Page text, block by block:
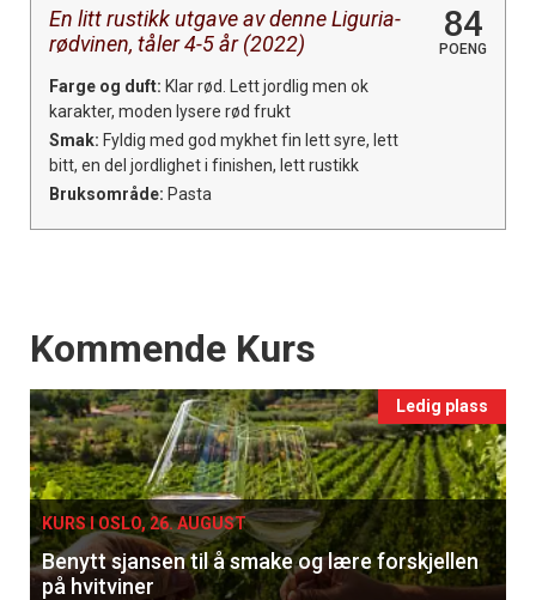
En litt rustikk utgave av denne Liguria-
rødvinen, tåler 4-5 år (2022)
84
POENG
Farge og duft: Klar rød. Lett jordlig men ok
karakter, moden lysere rød frukt
Smak: Fyldig med god mykhet fin lett syre, lett
bitt, en del jordlighet i finishen, lett rustikk
Bruksområde: Pasta
Events
Kommende Kurs
Ledig plass
KURS I OSLO, 26. AUGUST
Benytt sjansen til å smake og lære forskjellen
på hvitviner